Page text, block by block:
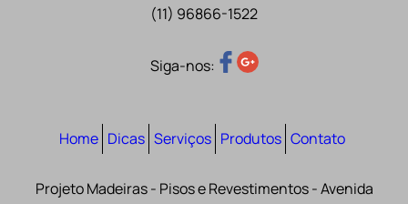
(11) 96866-1522
Siga-nos:
Home Dicas Serviços Produtos Contato
Projeto Madeiras - Pisos e Revestimentos - Avenida